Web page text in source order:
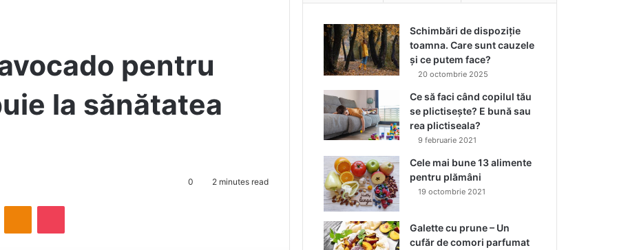
pentru
la sănătatea
0 2 minutes read
Schimbări de dispoziție
toamna. Care sunt cauzele
și ce putem face?
20 octombrie 2025
Ce să faci când copilul tău
se plictisește? E bună sau
rea plictiseala?
9 februarie 2021
Cele mai bune 13 alimente
pentru plămâni
19 octombrie 2021
Galette cu prune – Un
cufăr de comori parfumat